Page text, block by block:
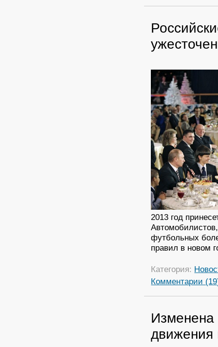
2013 год
футбольных
правил в новом
Категория:
Комментарии
Изменена
движения